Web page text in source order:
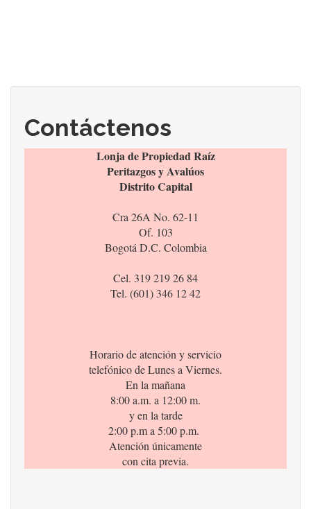
Contáctenos
Lonja de Propiedad Raíz
Peritazgos y Avalúos
Distrito Capital
Cra 26A No. 62-11
Of. 103
Bogotá D.C. Colombia
Cel. 319 219 26 84
Tel. (601) 346 12 42
Horario de atención y servicio
telefónico de Lunes a Viernes.
En la mañana
8:00 a.m. a 12:00 m.
y en la tarde
2:00 p.m a 5:00 p.m.
Atención únicamente
con cita previa.